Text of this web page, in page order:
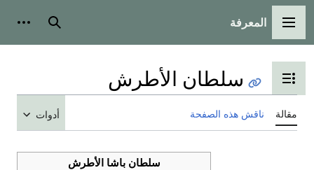
القائمة الرئيسية
المعرفة بحث
تبديل عرض جدول المحتويات
سلطان الأطرش
مقالة ناقش هذه الصفحة أدوات
سلطان باشا الأطرش